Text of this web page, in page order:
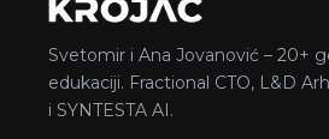
Svetomir i Ana Jovanović – 20+
edukaciji. Fractional CTO, L&D
i SYNTESTA AI.